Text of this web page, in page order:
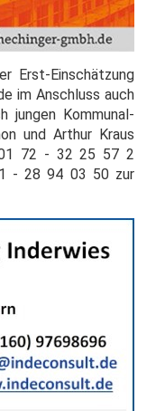
Erst-Einschätzung
im Anschluss auch
jungen Kommunal-
und Arthur Kraus
72 - 32 25 57 2
- 28 94 03 50 zur